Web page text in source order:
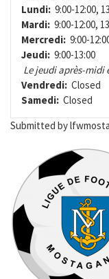
Lundi: 9:00-12:00,
Mardi: 9:00-12:00,
Mercredi: 9:00-
Jeudi: 9:00-13:00
Le jeudi après-midi
Vendredi: Closed
Samedi: Closed
Submitted bylfwmosta